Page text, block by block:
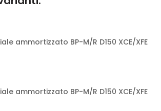
ammortizzato BP-M/R D150 XCE/XFE
ammortizzato BP-M/R D150 XCE/XFE